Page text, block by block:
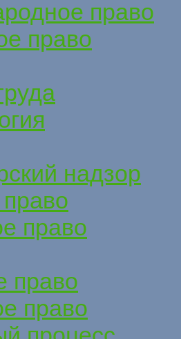
право
право
надзор
право
право
право